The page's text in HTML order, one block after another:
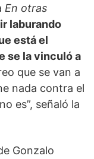
En otras
laburando
está el
se la vinculó a
que se van a
nada contra el
es”, señaló la
Gonzalo